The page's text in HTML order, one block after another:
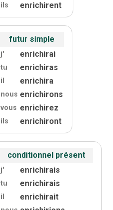
ils enrichirent
futur simple
j' enrichirai
tu enrichiras
il enrichira
nous enrichirons
vous enrichirez
ils enrichiront
conditionnel présent
j' enrichirais
tu enrichirais
il enrichirait